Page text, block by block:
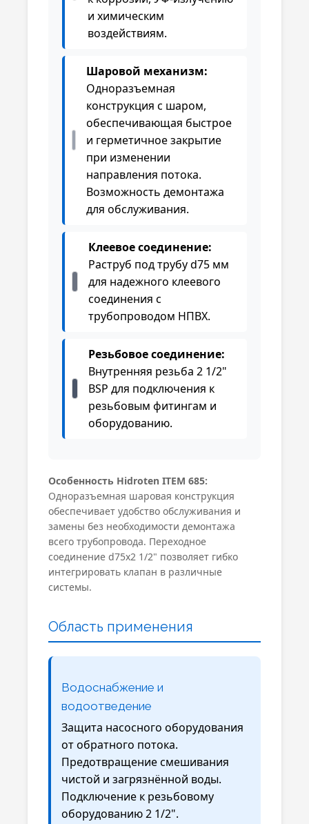
и химическим
воздействиям.
Шаровой механизм:
Одноразъемная
конструкция с шаром,
обеспечивающая быстрое
и герметичное закрытие
при изменении
направления потока.
Возможность демонтажа
для обслуживания.
Клеевое соединение:
Раструб под трубу d75 мм
для надежного клеевого
соединения с
трубопроводом НПВХ.
Резьбовое соединение:
Внутренняя резьба 2 1/2"
BSP для подключения к
резьбовым фитингам и
оборудованию.
Особенность Hidroten ITEM 685:
Одноразъемная шаровая конструкция
обеспечивает удобство обслуживания и
замены без необходимости демонтажа
всего трубопровода. Переходное
соединение d75x2 1/2" позволяет гибко
интегрировать клапан в различные
системы.
Область применения
Водоснабжение и
водоотведение
Защита насосного оборудования
от обратного потока.
Предотвращение смешивания
чистой и загрязнённой воды.
Подключение к резьбовому
оборудованию 2 1/2".